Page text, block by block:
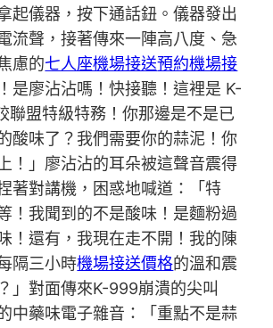
起儀器，按下通話鈕。儀器發出
流聲，接著傳來一陣高八度、急
慮的七人座機場接送預約機場接
是廖沾沾嗎！快接聽！這裡是 K-
聯盟特級特務！你那邊是不是已
酸味了？我們需要你的蒜泥！你
！」廖沾沾的耳朵被這聲音震得
著對講機，困惑地喊道：「特
！我聞到的不是酸味！是麵粉過
！還有，我現在走不開！我的陳
隔三小時機場接送價格的溫和震
」對面傳來K-999崩潰的尖叫
中藥味電子雜音：「重點不是蒜